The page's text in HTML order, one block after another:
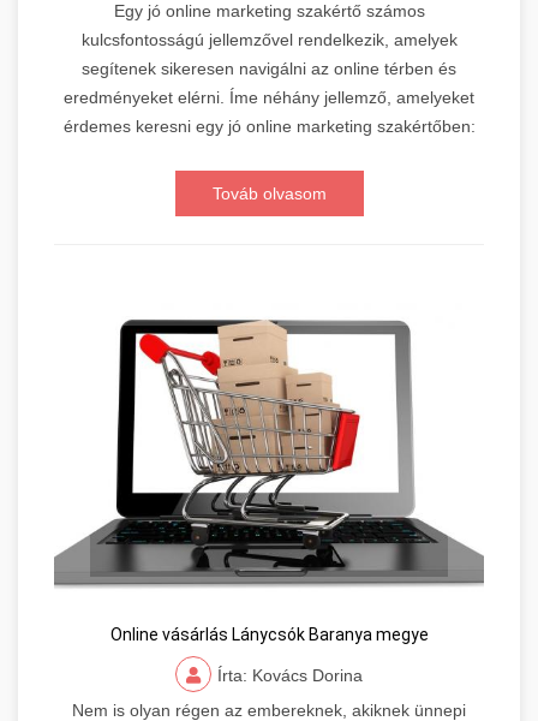
Egy jó online marketing szakértő számos
kulcsfontosságú jellemzővel rendelkezik, amelyek
segítenek sikeresen navigálni az online térben és
eredményeket elérni. Íme néhány jellemző, amelyeket
érdemes keresni egy jó online marketing szakértőben:
Továb olvasom
Online vásárlás Lánycsók Baranya megye
Írta: Kovács Dorina
Nem is olyan régen az embereknek, akiknek ünnepi